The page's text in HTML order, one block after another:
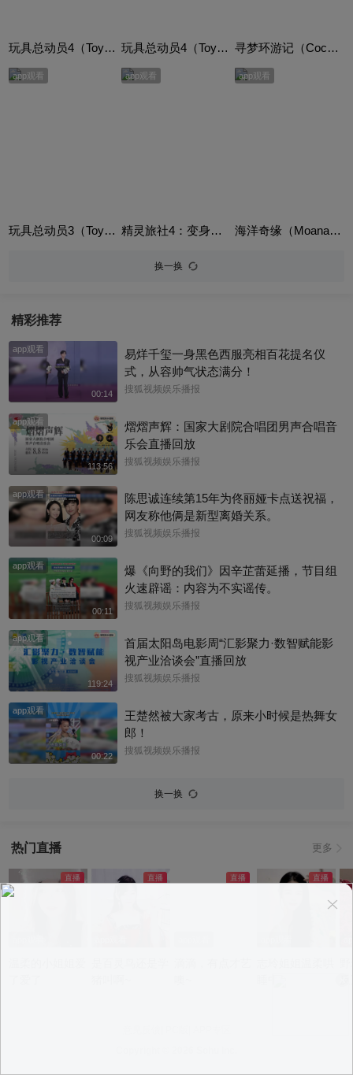
玩具总动员4（Toy Story 4）英语版 玩具总动员4（Toy Story 4）普通话版 寻梦环游记（Coco）英语版
app观看
玩具总动员3（Toy Story 3）普通话版
app观看
精灵旅社4：变身大冒险（Hotel Transylvania 4: Transformania）
app观看
海洋奇缘（Moana）英语版
换一换
精彩推荐
app观看
00:14
易烊千玺一身黑色西服亮相百花提名仪
式，从容帅气状态满分！
搜狐视频娱乐播报
app观看
113:56
熠熠声辉：国家大剧院合唱团男声合唱音
乐会直播回放
搜狐视频娱乐播报
app观看
00:09
陈思诚连续第15年为佟丽娅卡点送祝福，
网友称他俩是新型离婚关系。
搜狐视频娱乐播报
app观看
00:11
爆《向野的我们》因辛芷蕾延播，节目组
火速辟谣：内容为不实谣传。
搜狐视频娱乐播报
app观看
119:24
首届太阳岛电影周“汇影聚力·数智赋能影
视产业洽谈会”直播回放
搜狐视频娱乐播报
app观看
00:22
王楚然被大家考古，原来小时候是热舞女
郎！
搜狐视频娱乐播报
换一换
热门直播 更多